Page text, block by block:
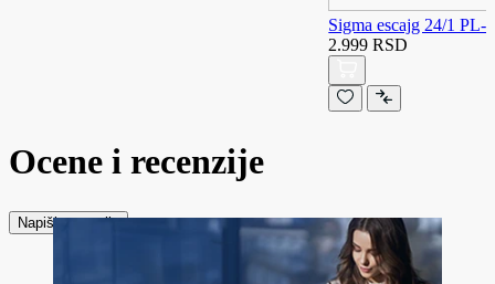
Sigma escajg 24/1
2.999 RSD
Ocene i recenzije
Napiši recenziju